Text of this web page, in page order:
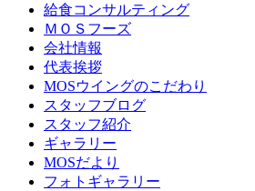
給食コンサルティング
ＭＯＳフーズ
会社情報
代表挨拶
MOSウイングのこだわり
スタッフブログ
スタッフ紹介
ギャラリー
MOSだより
フォトギャラリー